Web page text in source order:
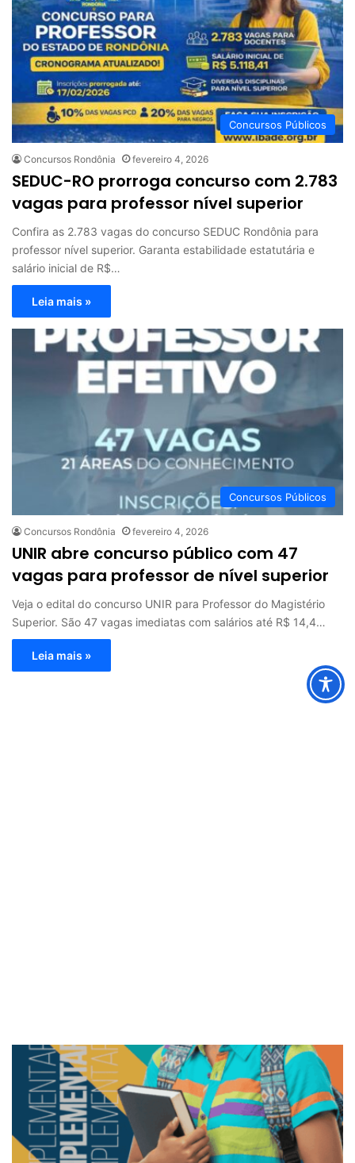
Concursos Públicos
Concursos Rondônia fevereiro 4, 2026
SEDUC-RO prorroga concurso com 2.783
vagas para professor nível superior
Confira as 2.783 vagas do concurso SEDUC Rondônia para
professor nível superior. Garanta estabilidade estatutária e
salário inicial de R$…
Leia mais »
Concursos Públicos
Concursos Rondônia fevereiro 4, 2026
UNIR abre concurso público com 47
vagas para professor de nível superior
Veja o edital do concurso UNIR para Professor do Magistério
Superior. São 47 vagas imediatas com salários até R$ 14,4…
Leia mais »